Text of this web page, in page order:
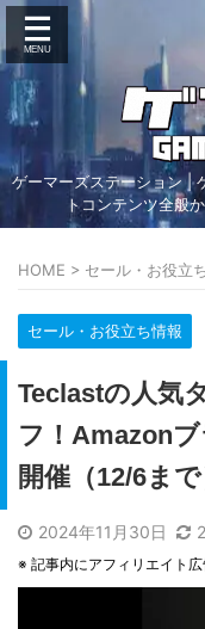
ゲーマーズステーション |
トコンテンツ全般
HOME > セール・お役立
セール・お役立ち情報
Teclastの人気
フ！Amazon
開催（12/6まで
2024年11月30日
※ 記事内にアフィリエイト